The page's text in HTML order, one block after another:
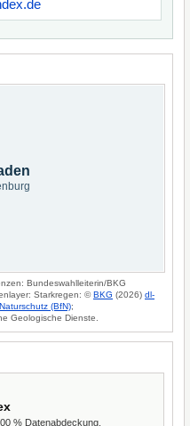
Bundeswahlleiterin/BKG
Starkregen: ©BKG (2026) dl-
(BfN);
Geologische Dienste.
% Datenabdeckung.